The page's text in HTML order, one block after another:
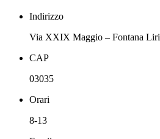
Indirizzo
Via XXIX Maggio – Fontana Liri
CAP
03035
Orari
8-13